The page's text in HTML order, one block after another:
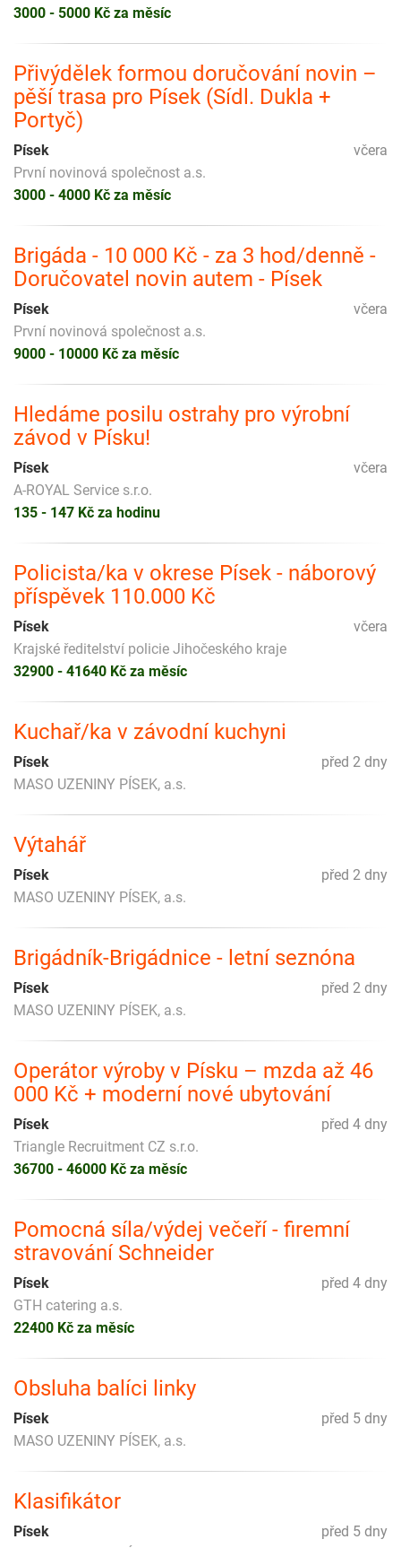
3000 - 5000 Kč za měsíc
Přivýdělek formou doručování novin –
pěší trasa pro Písek (Sídl. Dukla +
Portyč)
včera
Písek
První novinová společnost a.s.
3000 - 4000 Kč za měsíc
Brigáda - 10 000 Kč - za 3 hod/denně -
Doručovatel novin autem - Písek
včera
Písek
První novinová společnost a.s.
9000 - 10000 Kč za měsíc
Hledáme posilu ostrahy pro výrobní
závod v Písku!
včera
Písek
A-ROYAL Service s.r.o.
135 - 147 Kč za hodinu
Policista/ka v okrese Písek - náborový
příspěvek 110.000 Kč
včera
Písek
Krajské ředitelství policie Jihočeského kraje
32900 - 41640 Kč za měsíc
Kuchař/ka v závodní kuchyni
před 2 dny
Písek
MASO UZENINY PÍSEK, a.s.
Výtahář
před 2 dny
Písek
MASO UZENINY PÍSEK, a.s.
Brigádník-Brigádnice - letní seznóna
před 2 dny
Písek
MASO UZENINY PÍSEK, a.s.
Operátor výroby v Písku – mzda až 46
000 Kč + moderní nové ubytování
před 4 dny
Písek
Triangle Recruitment CZ s.r.o.
36700 - 46000 Kč za měsíc
Pomocná síla/výdej večeří - firemní
stravování Schneider
před 4 dny
Písek
GTH catering a.s.
22400 Kč za měsíc
Obsluha balíci linky
před 5 dny
Písek
MASO UZENINY PÍSEK, a.s.
Klasifikátor
před 5 dny
Písek